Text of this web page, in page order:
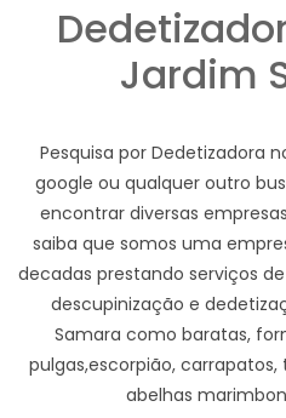
Jardim
Pesquisa por Dedetizadora
google ou qualquer outro
encontrar diversas
saiba que somos uma
decadas prestando serviços
descupinização e
Samara como baratas,
pulgas,escorpião,
abelhas